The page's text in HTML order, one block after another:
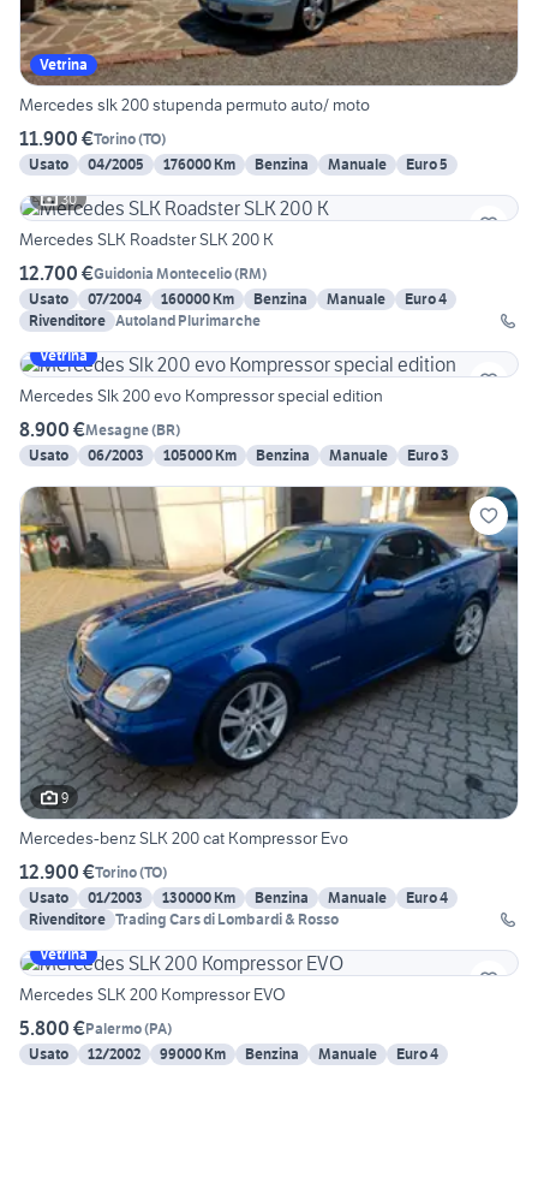
Vetrina
Mercedes slk 200 stupenda permuto auto/ moto
11.900 €Torino(TO)
Usato
04/2005 176000 Km Benzina Manuale
Euro 5
30
Mercedes SLK Roadster SLK 200 K
12.700 €Guidonia Montecelio(RM)
Usato
07/2004 160000 Km Benzina Manuale
Euro 4
Rivenditore Autoland Plurimarche
Vetrina
Mercedes Slk 200 evo Kompressor special edition
8.900 €Mesagne(BR)
Usato
06/2003 105000 Km Benzina Manuale Euro 3
9
Mercedes-benz SLK 200 cat Kompressor Evo
12.900 €Torino(TO)
Usato
01/2003 130000 Km Benzina Manuale
Euro 4
Rivenditore Trading Cars di Lombardi & Rosso
Vetrina
Mercedes SLK 200 Kompressor EVO
5.800 €Palermo(PA)
Usato
12/2002 99000 Km Benzina Manuale Euro 4